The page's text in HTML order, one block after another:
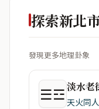
探索新北
發現更多地理卦象
☰☲淡水老
天火同人